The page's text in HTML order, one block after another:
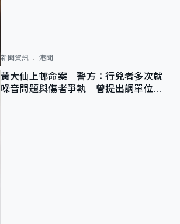
新聞資訊 港聞
黃大仙上邨命案｜警方：行兇者多次就
噪音問題與傷者爭執 曾提出調單位已